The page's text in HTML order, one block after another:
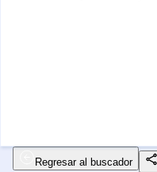
Regresar al buscador